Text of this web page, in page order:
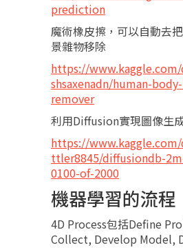
prediction
魔術橡皮擦，可以自動去
景雜物移除
https://
shsaxenadn/human-
remover
利用Diffusion實現圖像生
https://
ttler8845/diffusiondb-
0100-of-2000
機器學習的流程
4D Process包括Define
Collect, Develop Model,